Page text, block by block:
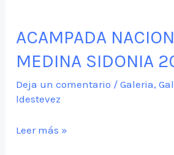
ACAMPADA
MEDINA SIDONIA
Deja un comentario /Galeria,
ldestevez
ACAMPADA
Leer más »